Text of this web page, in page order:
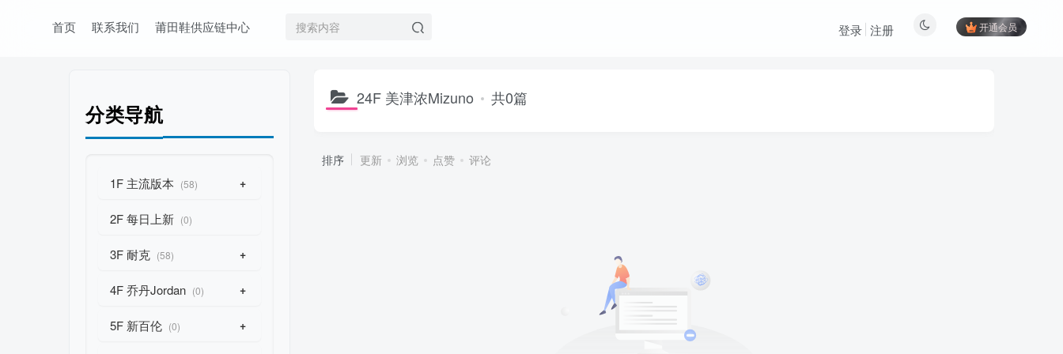
首页 联系我们 莆田鞋供应链中心 开通会员
登录 注册
分类导航
1F 主流版本 (58) +
2F 每日上新 (0)
3F 耐克 (58) +
4F 乔丹Jordan (0) +
5F 新百伦 (0) +
24F 美津浓Mizuno 共0篇
排序 更新 浏览 点赞 评论